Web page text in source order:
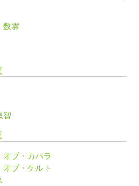
数霊
智
ブ・カバラ
ブ・ケルト